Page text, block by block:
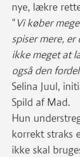
nye, lækre
"Vi køber
spiser mere,
ikke meget at
også den
Selina Juul,
Spild af Mad.
Hun
korrekt straks
ikke skal